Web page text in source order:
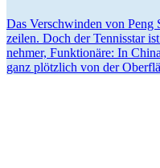
Das Verschwinden von
zeilen. Doch der Tennisstar
nehmer, Funktionäre: In
ganz plötzlich von der